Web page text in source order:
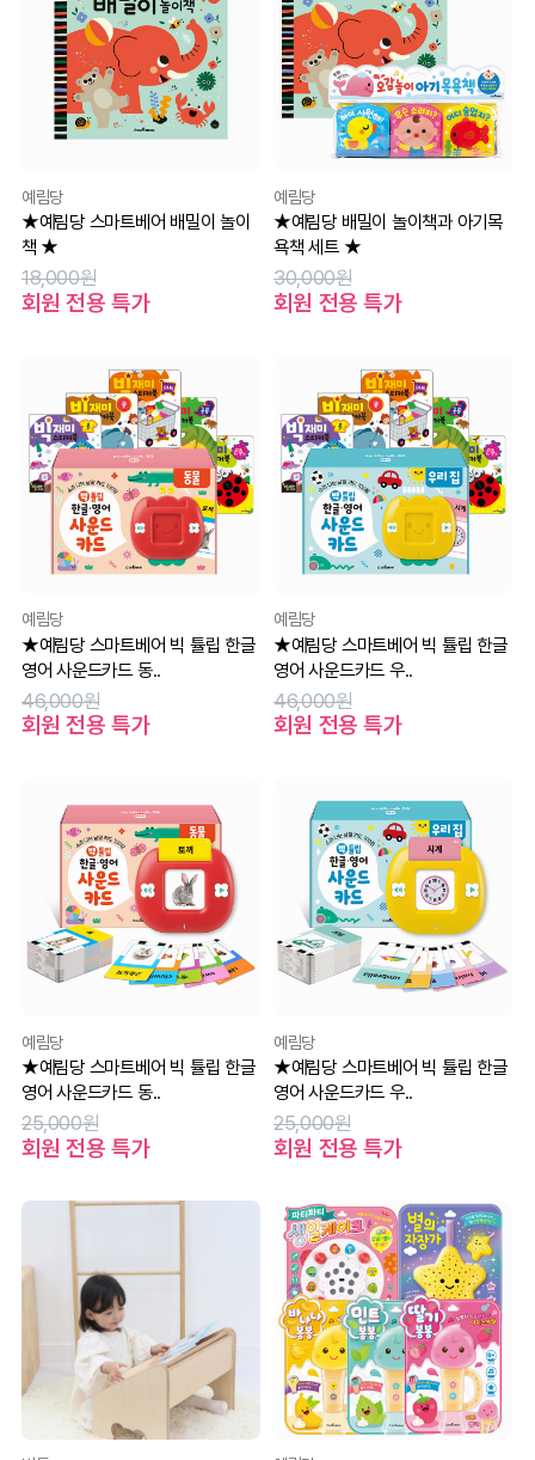
예림당
★예림당 스마트베어 배밀이 놀이
책 ★
18,000원
회원 전용 특가
예림당
★예림당 배밀이 놀이책과 아기목
욕책 세트 ★
30,000원
회원 전용 특가
예림당
★예림당 스마트베어 빅 튤립 한글
영어 사운드카드 동..
46,000원
회원 전용 특가
예림당
★예림당 스마트베어 빅 튤립 한글
영어 사운드카드 우..
46,000원
회원 전용 특가
예림당
★예림당 스마트베어 빅 튤립 한글
영어 사운드카드 동..
25,000원
회원 전용 특가
예림당
★예림당 스마트베어 빅 튤립 한글
영어 사운드카드 우..
25,000원
회원 전용 특가